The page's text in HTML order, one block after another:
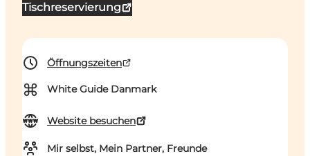
Tischreservierung
Öffnungszeiten
⌘ White Guide Danmark
Website besuchen
Mir selbst, Mein Partner, Freunde